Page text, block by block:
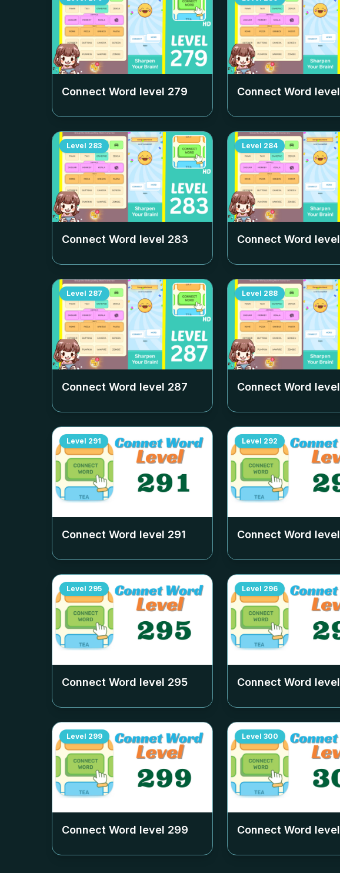
Connect Word level 279 Connect Word level
Level 283
Connect Word level 283
Level 284
Connect Word level
Level 287
Connect Word level 287
Level 288
Connect Word level
Level 291
Connect Word level 291
Level 292
Connect Word level
Level 295
Connect Word level 295
Level 296
Connect Word level
Level 299
Connect Word level 299
Level 300
Connect Word level